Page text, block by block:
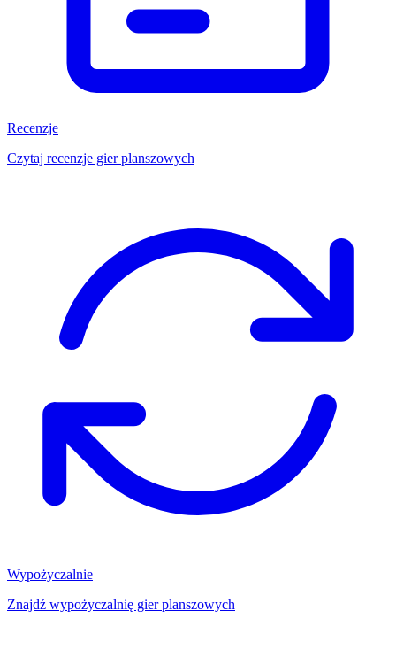
Recenzje
Czytaj recenzje gier planszowych
Wypożyczalnie
Znajdź wypożyczalnię gier planszowych